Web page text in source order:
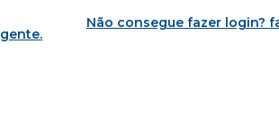
Não consegue fazer login?
gente.